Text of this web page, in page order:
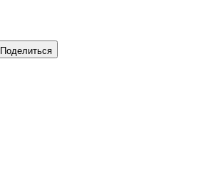
Поделиться